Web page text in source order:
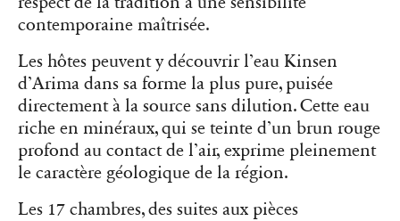
contemporaine maîtrisée.
Les hôtes peuvent y découvrir l’eau Kinsen
d’Arima dans sa forme la plus pure, puisée
directement à la source sans dilution. Cette eau
riche en minéraux, qui se teinte d’un brun rouge
profond au contact de l’air, exprime pleinement
le caractère géologique de la région.
Les 17 chambres, des suites aux pièces